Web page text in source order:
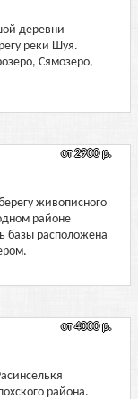
деревни
реки Шуя.
Сямозеро,
от 2900 р.
живописного
районе
базы расположена
от 4000 р.
района.